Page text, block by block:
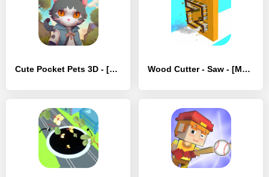
Cute Pocket Pets 3D - [MOD Бесконечные деньги] Wood Cutter - Saw - [MOD Бесконечные деньги]